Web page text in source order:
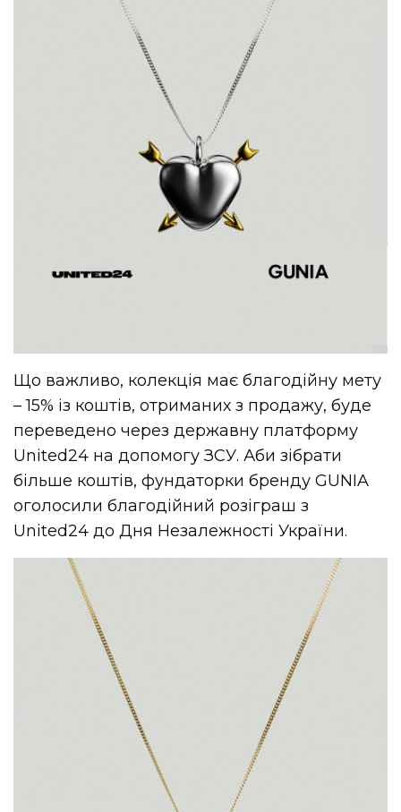
Що важливо, колекція має благодійну мету
– 15% із коштів, отриманих з продажу, буде
переведено через державну платформу
United24 на допомогу ЗСУ. Аби зібрати
більше коштів, фундаторки бренду GUNIA
оголосили благодійний розіграш з
United24 до Дня Незалежності України.